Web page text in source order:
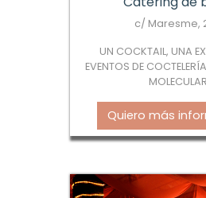
c/ Maresme,
UN COCKTAIL, UNA
EVENTOS DE
MOLECULAR
Quiero más